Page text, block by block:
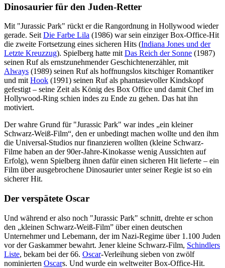
Dinosaurier für den Juden-Retter
Mit "Jurassic Park" rückt er die Rangordnung in Hollywood wieder
gerade. SeitDie Farbe Lila (1986) war sein einziger Box-Office-Hit
die zweite Fortsetzung eines sicheren Hits (Indiana Jones und der
Letzte Kreuzzug). Spielberg hatte mitDas Reich der Sonne (1987)
seinen Ruf als ernstzunehmender Geschichtenerzähler, mit
Always (1989) seinen Ruf als hoffnungslos kitschiger Romantiker
und mitHook (1991) seinen Ruf als phantasievoller Kindskopf
gefestigt – seine Zeit als König des Box Office und damit Chef im
Hollywood-Ring schien indes zu Ende zu gehen. Das hat ihn
motiviert.
Der wahre Grund für "Jurassic Park" war indes „ein kleiner
Schwarz-Weiß-Film“, den er unbedingt machen wollte und den ihm
die Universal-Studios nur finanzieren wollten (kleine Schwarz-
Filme haben an der 90er-Jahre-Kinokasse wenig Aussichten auf
Erfolg), wenn Spielberg ihnen dafür einen sicheren Hit lieferte – ein
Film über ausgebrochene Dinosaurier unter seiner Regie ist so ein
sicherer Hit.
Der verspätete Oscar
Und während er also noch "Jurassic Park" schnitt, drehte er schon
den „kleinen Schwarz-Weiß-Film” über einen deutschen
Unternehmer und Lebemann, der im Nazi-Regime über 1.100 Juden
vor der Gaskammer bewahrt. Jener kleine Schwarz-Film, Schindlers
Liste, bekam bei der 66. Oscar-Verleihung sieben von zwölf
nominierten Oscars. Und wurde ein weltweiter Box-Office-Hit.